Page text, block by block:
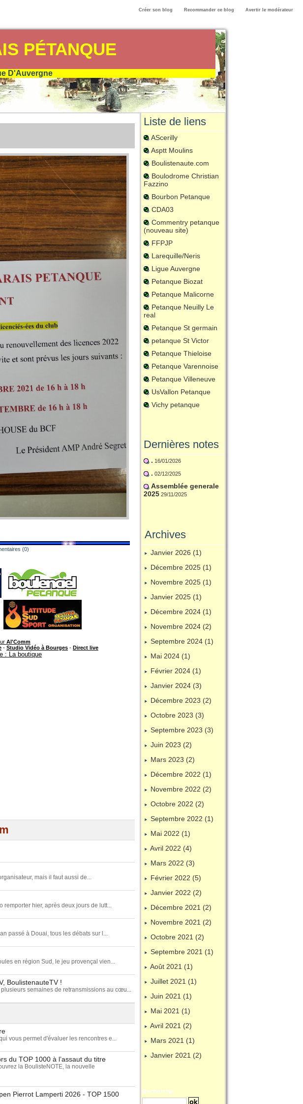
Créer son blog Recommander ce blog Avertir le modérateur
PÉTANQUE
D'Auvergne
(0)
Al'Comm
- Studio Vidéo à Bourges - Direct live
: La boutique
mais il faut aussi de...
hier, après deux jours de lutt...
passé à Douai, tous les débats sur l...
en région Sud, le jeu provençal vien...
BoulistenauteTV !
semaines de retransmissions au cœu...
vous permet d'évaluer les rencontres e...
du TOP 1000 à l’assaut du titre
la BoulisteNOTE, la nouvelle
Pierrot Lamperti 2026 - TOP 1500
Liste de liens
AScerilly
Asptt Moulins
Boulistenaute.com
Boulodrome Christian
Fazzino
Bourbon Petanque
CDA03
Commentry petanque
(nouveau site)
FFPJP
Larequille/Neris
Ligue Auvergne
Petanque Biozat
Petanque Malicorne
Petanque Neuilly Le
real
Petanque St germain
petanque St Victor
Petanque Thieloise
Petanque Varennoise
Petanque Villeneuve
UsVallon Petanque
Vichy petanque
Dernières notes
. 16/01/2026
. 02/12/2025
Assemblée generale
2025 29/11/2025
Archives
Janvier 2026 (1)
Décembre 2025 (1)
Novembre 2025 (1)
Janvier 2025 (1)
Décembre 2024 (1)
Novembre 2024 (2)
Septembre 2024 (1)
Mai 2024 (1)
Février 2024 (1)
Janvier 2024 (3)
Décembre 2023 (2)
Octobre 2023 (3)
Septembre 2023 (3)
Juin 2023 (2)
Mars 2023 (2)
Décembre 2022 (1)
Novembre 2022 (2)
Octobre 2022 (2)
Septembre 2022 (1)
Mai 2022 (1)
Avril 2022 (4)
Mars 2022 (3)
Février 2022 (5)
Janvier 2022 (2)
Décembre 2021 (2)
Novembre 2021 (2)
Octobre 2021 (2)
Septembre 2021 (1)
Août 2021 (1)
Juillet 2021 (1)
Juin 2021 (1)
Mai 2021 (1)
Avril 2021 (2)
Mars 2021 (1)
Janvier 2021 (2)
Recherche